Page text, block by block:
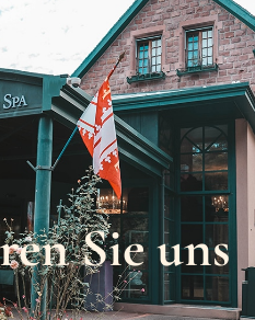
Sie uns